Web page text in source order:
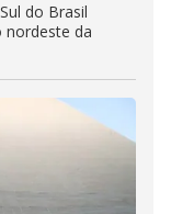
do Brasil
da